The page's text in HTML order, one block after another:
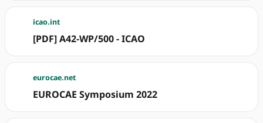
icao.int
[PDF] A42-WP/500 - ICAO
eurocae.net
EUROCAE Symposium 2022